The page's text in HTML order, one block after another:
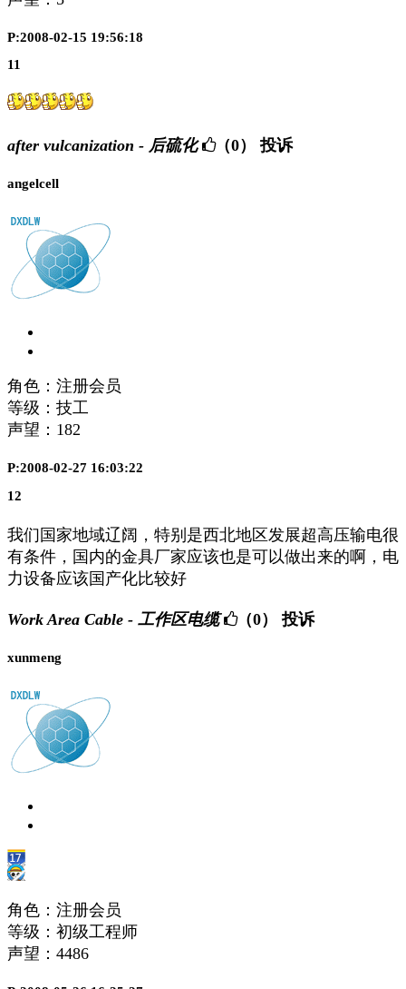
P:2008-02-15 19:56:18
11
after vulcanization - 后硫化 （0） 投诉
angelcell
角色：注册会员
等级：技工
声望： 182
P:2008-02-27 16:03:22
12
我们国家地域辽阔，特别是西北地区发展超高压输电很
有条件，国内的金具厂家应该也是可以做出来的啊，电
力设备应该国产化比较好
Work Area Cable - 工作区电缆 （0） 投诉
xunmeng
角色：注册会员
等级：初级工程师
声望： 4486